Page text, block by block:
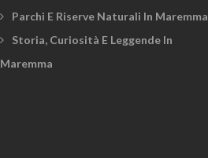
Parchi E Riserve Naturali In Maremma
Storia, Curiosità E Leggende In
Maremma